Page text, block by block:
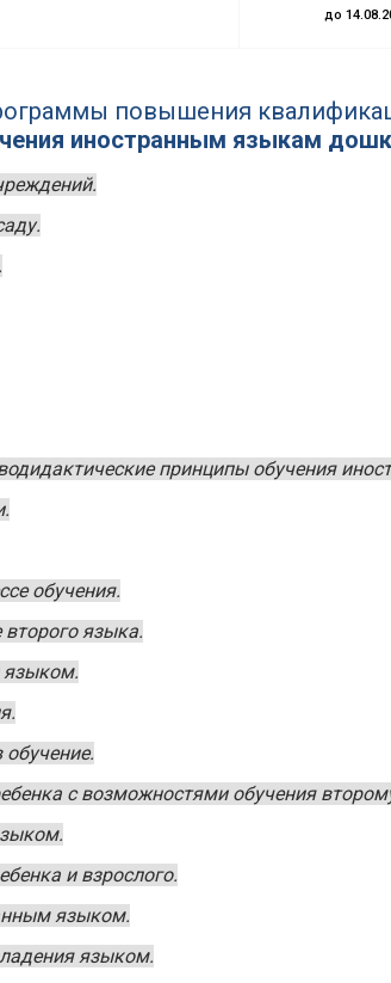
до
повышения
иностранным языкам
принципы обучения
обучения.
языка.
языком.
с возможностями обучения
и взрослого.
языком.
языком.